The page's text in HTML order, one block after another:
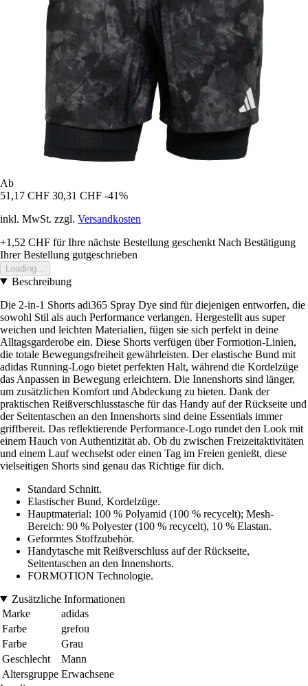
Ab
51,17 CHF 30,31 CHF -41%
inkl. MwSt. zzgl. Versandkosten
+1,52 CHF für Ihre nächste Bestellung geschenkt Nach Bestätigung
Ihrer Bestellung gutgeschrieben
Loading...
Beschreibung
Die 2-in-1 Shorts adi365 Spray Dye sind für diejenigen entworfen, die
sowohl Stil als auch Performance verlangen. Hergestellt aus super
weichen und leichten Materialien, fügen sie sich perfekt in deine
Alltagsgarderobe ein. Diese Shorts verfügen über Formotion-Linien,
die totale Bewegungsfreiheit gewährleisten. Der elastische Bund mit
adidas Running-Logo bietet perfekten Halt, während die Kordelzüge
das Anpassen in Bewegung erleichtern. Die Innenshorts sind länger,
um zusätzlichen Komfort und Abdeckung zu bieten. Dank der
praktischen Reißverschlusstasche für das Handy auf der Rückseite und
der Seitentaschen an den Innenshorts sind deine Essentials immer
griffbereit. Das reflektierende Performance-Logo rundet den Look mit
einem Hauch von Authentizität ab. Ob du zwischen Freizeitaktivitäten
und einem Lauf wechselst oder einen Tag im Freien genießt, diese
vielseitigen Shorts sind genau das Richtige für dich.
Standard Schnitt.
Elastischer Bund, Kordelzüge.
Hauptmaterial: 100 % Polyamid (100 % recycelt); Mesh-
Bereich: 90 % Polyester (100 % recycelt), 10 % Elastan.
Geformtes Stoffzubehör.
Handytasche mit Reißverschluss auf der Rückseite,
Seitentaschen an den Innenshorts.
FORMOTION Technologie.
Zusätzliche Informationen
Marke
adidas
Farbe
grefou
Farbe
Grau
Geschlecht
Mann
Altersgruppe Erwachsene